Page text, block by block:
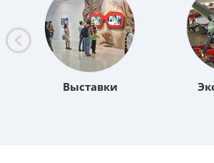
Выставки